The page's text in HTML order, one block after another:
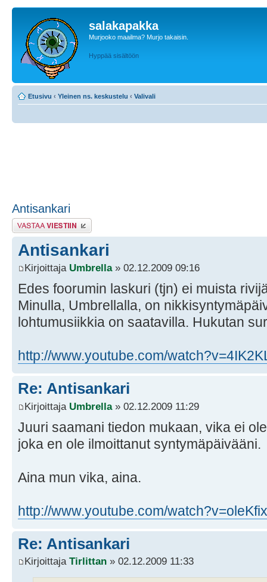
salakapakka
Murjooko maailma? Murjo takaisin.
Hyppää sisältöön
Etusivu ‹ Yleinen ns. keskustelu ‹ Valivali
Antisankari
Lähetä vastaus
Antisankari
Kirjoittaja Umbrella» 02.12.2009 09:16
Edes foorumin laskuri (tjn) ei muista
Minulla, Umbrellalla, on
lohtumusiikkia on saatavilla. Hukutan
http://www.youtube.com/
Re: Antisankari
Kirjoittaja Umbrella» 02.12.2009 11:29
Juuri saamani tiedon mukaan, vika ei
joka en ole ilmoittanut syntymäpäivääni.
Aina mun vika, aina.
http://www.youtube.com/
Re: Antisankari
Kirjoittaja Tirlittan » 02.12.2009 11:33